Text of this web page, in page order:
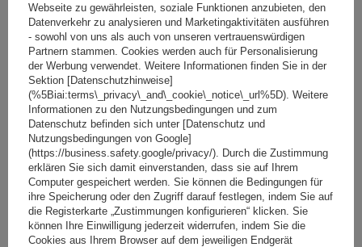
G3 CL 60.110 Universal-Dachträger für traditionelle und
integrierte Aluminiumschienen
117,00 €inkl. MwSt
Niedrigster Preis in 30 Tagen vor Rabatt:129,99 € -9%
Große Menge verfügbar
Wir versenden schon am10. August
Webseite zu gewährleisten, soziale Funktionen anzubieten, den
Datenverkehr zu analysieren und Marketingaktivitäten ausführen
- sowohl von uns als auch von unseren vertrauenswürdigen
Partnern stammen. Cookies werden auch für Personalisierung
der Werbung verwendet. Weitere Informationen finden Sie in der
Sektion [Datenschutzhinweise]
(%5Biai:terms\_privacy\_and\_cookie\_notice\_url%5D). Weitere
Informationen zu den Nutzungsbedingungen und zum
Datenschutz befinden sich unter [Datenschutz und
Nutzungsbedingungen von Google]
(https://business.safety.google/privacy/). Durch die Zustimmung
erklären Sie sich damit einverstanden, dass sie auf Ihrem
Computer gespeichert werden. Sie können die Bedingungen für
ihre Speicherung oder den Zugriff darauf festlegen, indem Sie auf
die Registerkarte „Zustimmungen konfigurieren“ klicken. Sie
können Ihre Einwilligung jederzeit widerrufen, indem Sie die
Cookies aus Ihrem Browser auf dem jeweiligen Endgerät